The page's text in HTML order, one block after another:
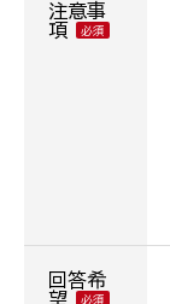
注意事
項
回答希
望